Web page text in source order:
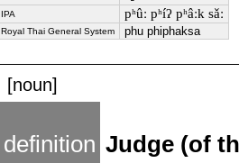
IPA pʰûː pʰíʔ pʰâːk sǎː
Royal Thai General System phu phiphaksa
[noun]
definition Judge (of